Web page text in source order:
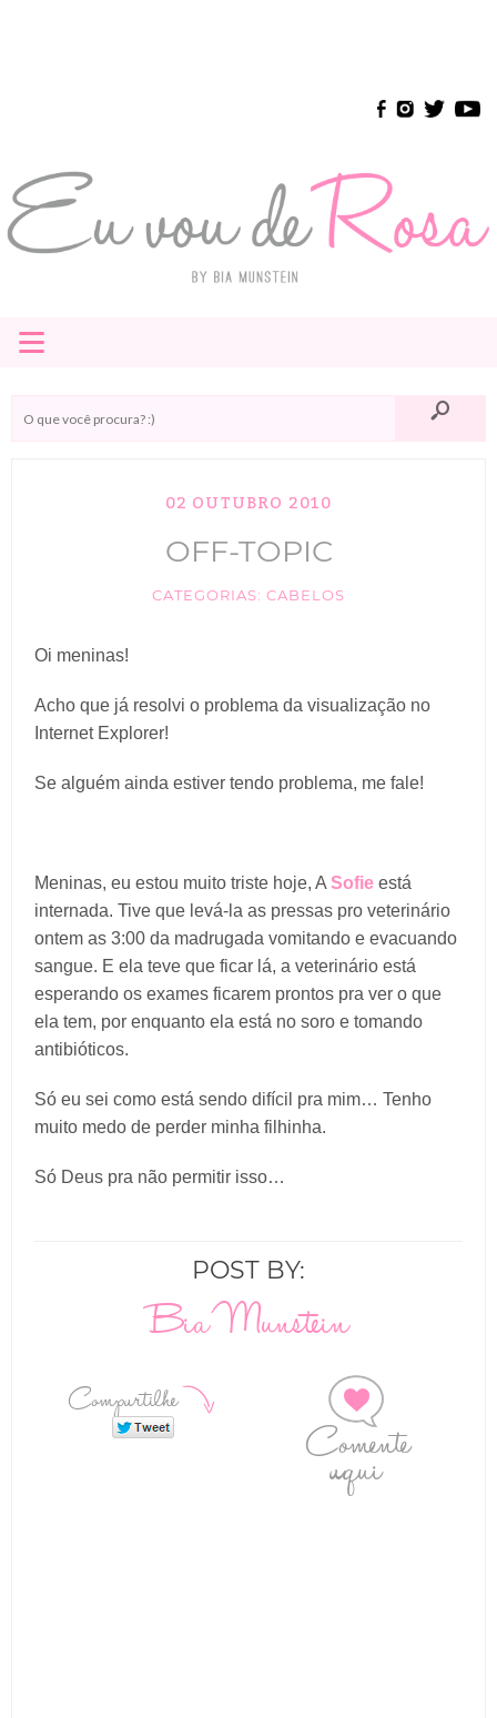
≡
E-BOOK
02 OUTUBRO 2010
OFF-TOPIC
CATEGORIAS:CABELOS
Oi meninas!
Acho que já resolvi o problema da visualização no
Internet Explorer!
Se alguém ainda estiver tendo problema, me fale!
Meninas, eu estou muito triste hoje, A Sofie está
internada. Tive que levá-la as pressas pro veterinário
ontem as 3:00 da madrugada vomitando e evacuando
sangue. E ela teve que ficar lá, a veterinário está
esperando os exames ficarem prontos pra ver o que
ela tem, por enquanto ela está no soro e tomando
antibióticos.
Só eu sei como está sendo difícil pra mim… Tenho
muito medo de perder minha filhinha.
Só Deus pra não permitir isso…
POST BY:
Bia Munstein
Compartilhe
Comente
aqui